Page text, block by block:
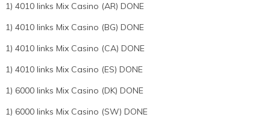
1) 4010 links Mix Casino (AR) DONE
1) 4010 links Mix Casino (BG) DONE
1) 4010 links Mix Casino (CA) DONE
1) 4010 links Mix Casino (ES) DONE
1) 6000 links Mix Casino (DK) DONE
1) 6000 links Mix Casino (SW) DONE